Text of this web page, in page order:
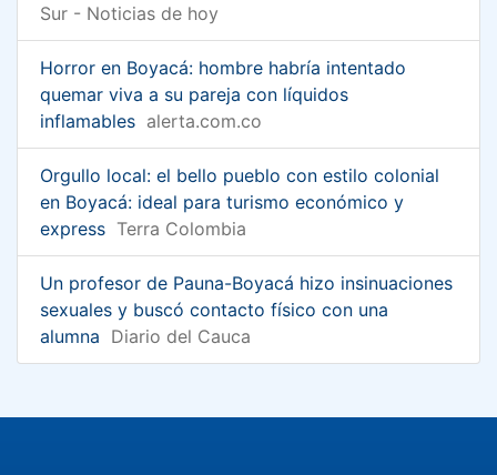
Sur - Noticias de hoy
Horror en Boyacá: hombre habría intentado
quemar viva a su pareja con líquidos
inflamables alerta.com.co
Orgullo local: el bello pueblo con estilo colonial
en Boyacá: ideal para turismo económico y
express Terra Colombia
Un profesor de Pauna-Boyacá hizo insinuaciones
sexuales y buscó contacto físico con una
alumna Diario del Cauca